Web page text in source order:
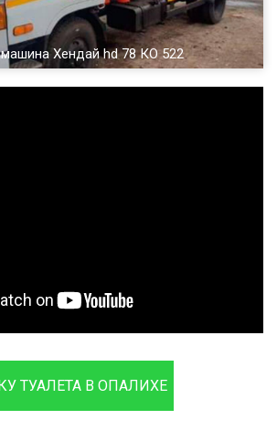
Хендай hd 78 КО 522
ТУАЛЕТА В ОПАЛИХЕ